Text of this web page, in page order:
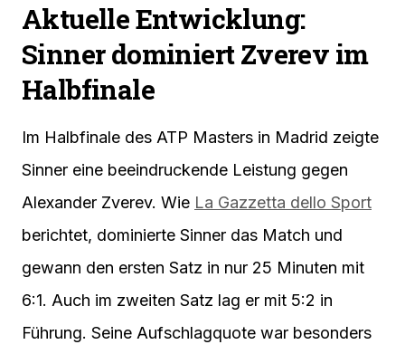
Aktuelle Entwicklung:
Sinner dominiert Zverev im
Halbfinale
Im Halbfinale des ATP Masters in Madrid zeigte
Sinner eine beeindruckende Leistung gegen
Alexander Zverev. Wie La Gazzetta dello Sport
berichtet, dominierte Sinner das Match und
gewann den ersten Satz in nur 25 Minuten mit
6:1. Auch im zweiten Satz lag er mit 5:2 in
Führung. Seine Aufschlagquote war besonders